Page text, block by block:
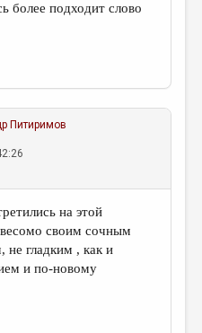
более подходит слово
Питиримов
на этой
своим сочным
не гладким , как и
и по-новому